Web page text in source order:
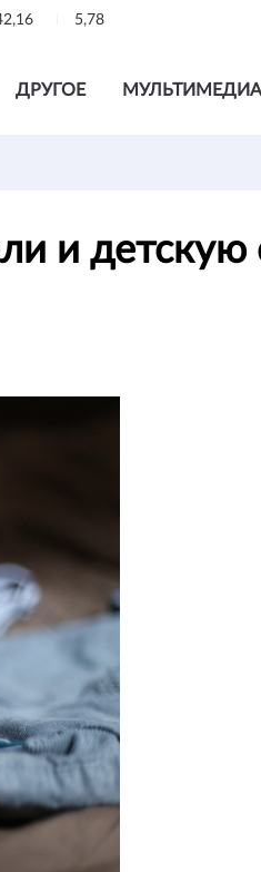
5,78
ДРУГОЕ МУЛЬТИМЕДИА
и